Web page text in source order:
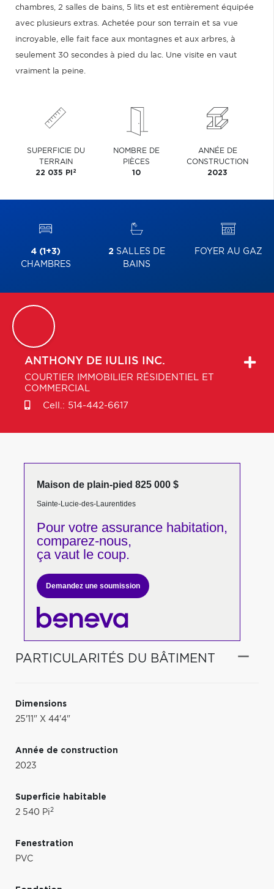
chambres, 2 salles de bains, 5 lits et est entièrement équipée
avec plusieurs extras. Achetée pour son terrain et sa vue
incroyable, elle fait face aux montagnes et aux arbres, à
seulement 30 secondes à pied du lac. Une visite en vaut
vraiment la peine.
SUPERFICIE DU
TERRAIN
22 035 PI 2
NOMBRE DE
PIÈCES
10
ANNÉE DE
CONSTRUCTION
2023
4 (1+3)
CHAMBRES
2 SALLES DE
BAINS
FOYER AU GAZ
ANTHONY DE IULIIS INC.
COURTIER IMMOBILIER RÉSIDENTIEL ET
COMMERCIAL
Cell.: 514-442-6617
Maison de plain-pied 825 000 $
Sainte-Lucie-des-Laurentides
Pour votreassurance habitation,
comparez-nous,
ça vaut le coup.
Demandez une soumission
PARTICULARITÉS DU BÂTIMENT
Dimensions
25'11" X 44'4"
Année de construction
2023
Superficie habitable
2 540 Pi2
Fenestration
PVC